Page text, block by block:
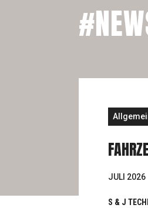
JULI 2026
S & J